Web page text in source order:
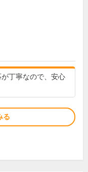
丁寧なので、安心
る